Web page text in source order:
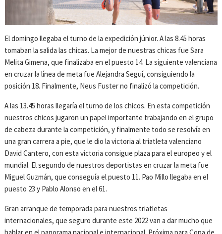
El domingo llegaba el turno de la expedición júnior. A las 8.45 horas
tomaban la salida las chicas. La mejor de nuestras chicas fue Sara
Melita Gimena, que finalizaba en el puesto 14. La siguiente valenciana
en cruzar la línea de meta fue Alejandra Seguí, consiguiendo la
posición 18. Finalmente, Neus Fuster no finalizó la competición.
A las 13.45 horas llegaría el turno de los chicos. En esta competición
nuestros chicos jugaron un papel importante trabajando en el grupo
de cabeza durante la competición, y finalmente todo se resolvía en
una gran carrera a pie, que le dio la victoria al triatleta valenciano
David Cantero, con esta victoria consigue plaza para el europeo y el
mundial. El segundo de nuestros deportistas en cruzar la meta fue
Miguel Guzmán, que conseguía el puesto 11. Pao Millo llegaba en el
puesto 23 y Pablo Alonso en el 61.
Gran arranque de temporada para nuestros triatletas
internacionales, que seguro durante este 2022 van a dar mucho que
hablar en el panorama nacional e internacional. Próxima para Copa de